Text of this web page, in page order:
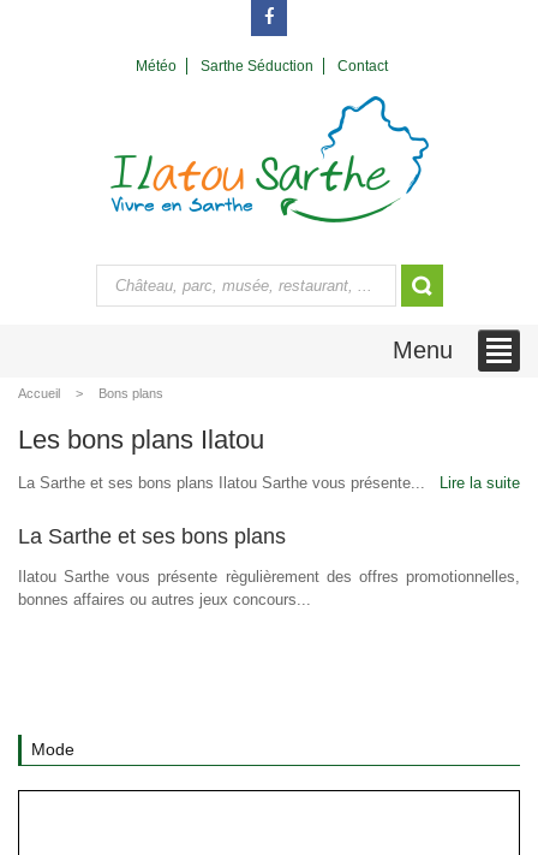
Météo Sarthe Séduction Contact
Menu
Accueil Bons plans
Les bons plans Ilatou
La Sarthe et ses bons plans Ilatou Sarthe vous présente... Lire la suite
La Sarthe et ses bons plans
Ilatou Sarthe vous présente règulièrement des offres promotionnelles,
bonnes affaires ou autres jeux concours...
Mode